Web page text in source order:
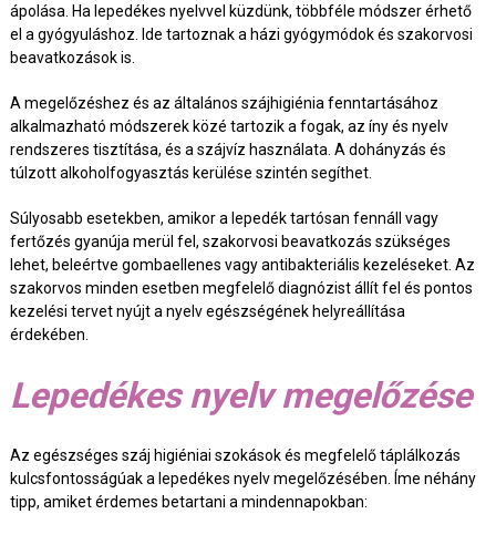
ápolása. Ha lepedékes nyelvvel küzdünk, többféle módszer érhető
el a gyógyuláshoz. Ide tartoznak a házi gyógymódok és szakorvosi
beavatkozások is.
A megelőzéshez és az általános szájhigiénia fenntartásához
alkalmazható módszerek közé tartozik a fogak, az íny és nyelv
rendszeres tisztítása, és a szájvíz használata. A dohányzás és
túlzott alkoholfogyasztás kerülése szintén segíthet.
Súlyosabb esetekben, amikor a lepedék tartósan fennáll vagy
fertőzés gyanúja merül fel, szakorvosi beavatkozás szükséges
lehet, beleértve gombaellenes vagy antibakteriális kezeléseket. Az
szakorvos minden esetben megfelelő diagnózist állít fel és pontos
kezelési tervet nyújt a nyelv egészségének helyreállítása
érdekében.
Lepedékes nyelv megelőzése
Az egészséges száj higiéniai szokások és megfelelő táplálkozás
kulcsfontosságúak a lepedékes nyelv megelőzésében. Íme néhány
tipp, amiket érdemes betartani a mindennapokban: